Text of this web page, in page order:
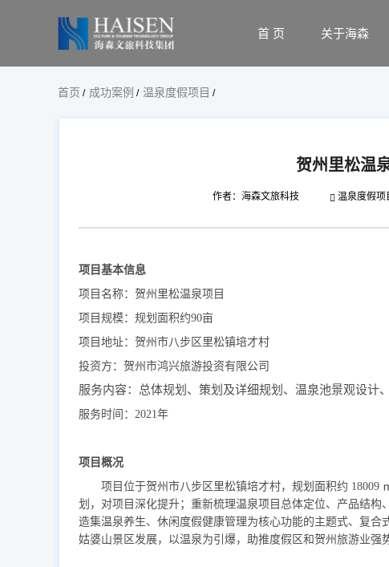
首 页 关于海森
首页 / 成功案例 / 温泉度假项目 /
贺州里松温
作者：海森文旅科技 温泉度假项
项目基本信息
项目名称：贺州里松温泉项目
项目规模：规划面积约90亩
项目地址：贺州市八步区里松镇培才村
投资方：贺州市鸿兴旅游投资有限公司
服务内容：总体规划、 策划及详细规划 、温泉池景观设计
服务时间： 2021年
项目概况
项目位于贺州市八步区里松镇培才村，规划面积约 18009
划，对项目深化提升；重新梳理温泉项目总体定位、产品结
造集温泉养生、休闲度假健康管理为核心功能的主题式、复
姑婆山景区发展，以温泉为引爆，助推度假区和贺州旅游业强